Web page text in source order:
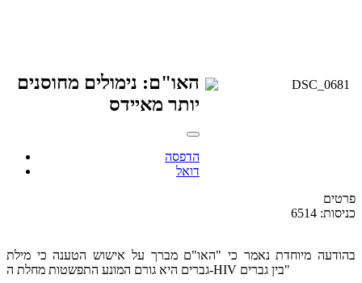
האו"ם: נימולים מחוסנים
יותר מאיידס
הדפסה
דואל
פרטים
כניסות: 6514
בהודעה מיוחדת נאמר כי "האו"ם מברך על אישוש הטענה כי מילת
גברים היא גורם המונע התפשטות מחלת ה-HIV בין גברים"